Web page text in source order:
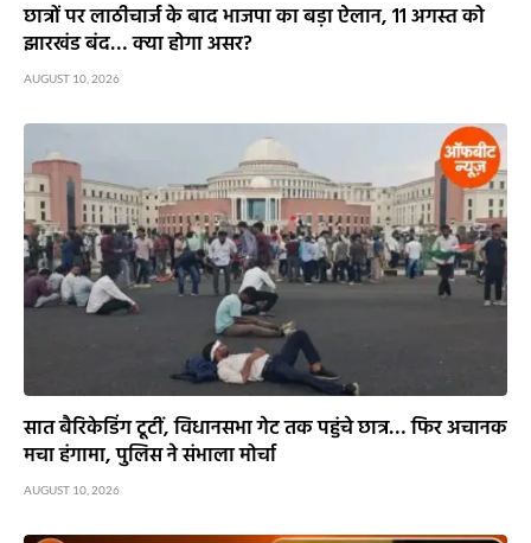
छात्रों पर लाठीचार्ज के बाद भाजपा का बड़ा ऐलान, 11 अगस्त को
झारखंड बंद… क्या होगा असर?
AUGUST 10, 2026
सात बैरिकेडिंग टूटीं, विधानसभा गेट तक पहुंचे छात्र… फिर अचानक
मचा हंगामा, पुलिस ने संभाला मोर्चा
AUGUST 10, 2026